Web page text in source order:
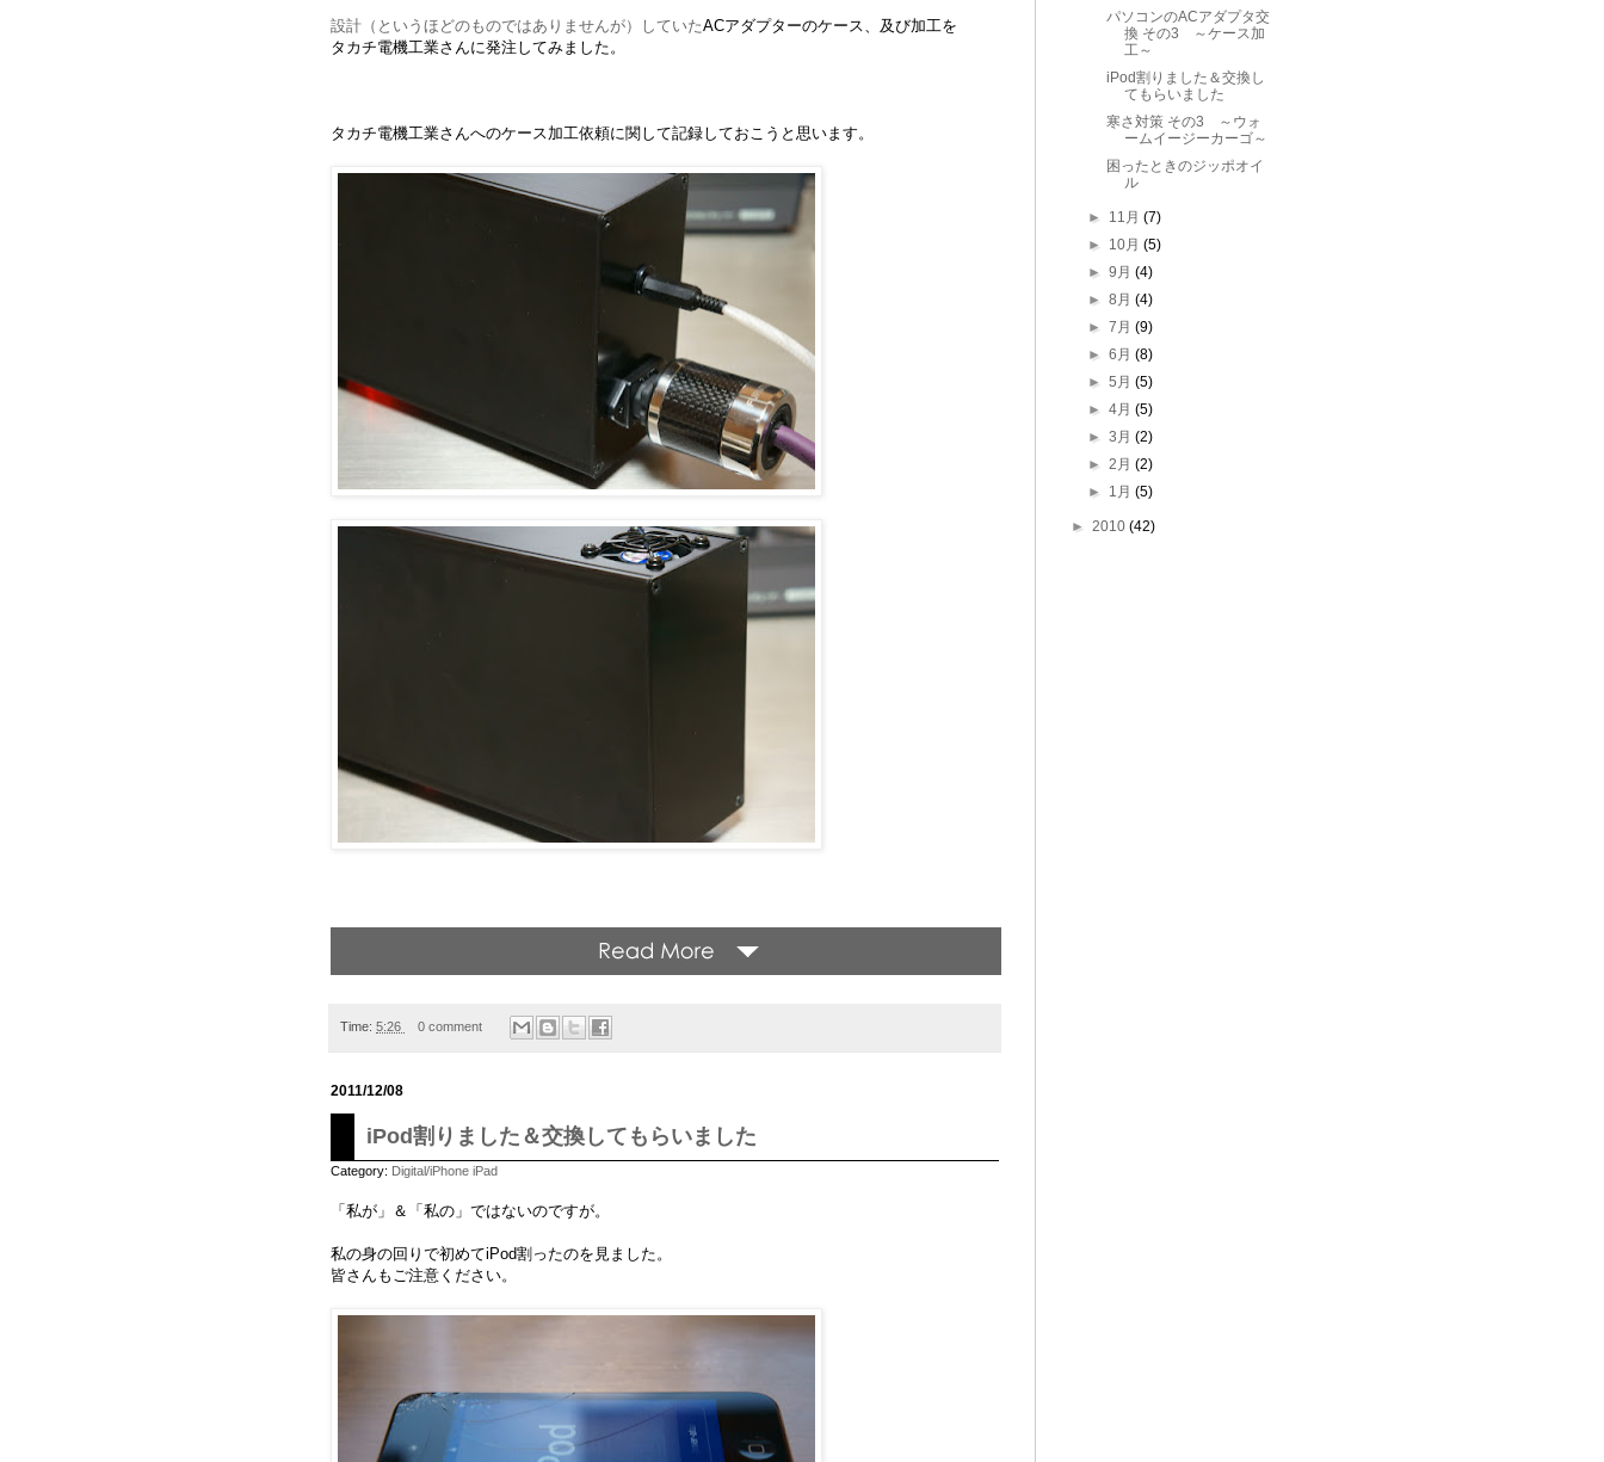
設計（というほどのものではありませんが）していたACアダプターのケース、及び加工を
タカチ電機工業さんに発注してみました。
タカチ電機工業さんへのケース加工依頼に関して記録しておこうと思います。
Time: 5:26 0 comment
2011/12/08
iPod割りました＆交換してもらいました
Category: Digital/iPhone iPad
「私が」＆「私の」ではないのですが。
私の身の回りで初めてiPod割ったのを見ました。
皆さんもご注意ください。
パソコンのACアダプタ交
換 その3 ～ケース加
工～
iPod割りました＆交換し
てもらいました
寒さ対策 その3 ～ウォ
ームイージーカーゴ～
困ったときのジッポオイ
ル
► 11月(7)
► 10月(5)
►9月(4)
►8月(4)
►7月(9)
►6月(8)
►5月(5)
►4月(5)
►3月(2)
►2月(2)
► 1月(5)
► 2010 (42)